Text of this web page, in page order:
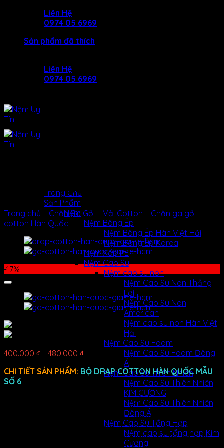
Liên Hệ
0974 05 6969
Sản phẩm đã thích
Liên Hệ
0974 05 6969
Trang Chủ
Sản Phẩm
Nệm
Nệm Bông Ép
Nệm Bông Ép Hàn Việt Hải
Nệm Bông Ép Korea
Nệm Xốp PE
Nệm Cao Su
Nệm cao su non
Nệm Cao Su Non Thắng
Lợi
Nệm Cao Su Non
American
Nệm cao su non Hàn Việt
Hải
Nệm Cao Su Foam
Nệm Cao Su Foam Đông
Á
Nệm Cao Su Thiên Nhiên
Nệm Cao Su Thiên Nhiên
KIM CƯƠNG
Nệm Cao Su Thiên Nhiên
Đông Á
Nệm Cao Su Tổng Hợp
Nệm cao su tổng hợp Kim
Cương
QUỐC MẪU SỐ 6
Trang chủ Chăn Ga Gối Vải Cotton
Chăn ga gối
cotton Hàn Quốc
-17%
400.000 ₫ 480.000 ₫
CHI TIẾT SẢN PHẨM: BỘ DRAP COTTON HÀN QUỐC MẪU
SỐ 6
– Gồm 1 drap, 2 vỏ gối nằm và 1 vỏ gối ôm
– Bộ drap cotton Hàn Quốc gồm 4 món: 1 drap 1m8 x 2m x
20 cm hoặc 1 drap 1m6 x 2m x 20 cm, 2 vỏ gối nằm 50cm x
70cm, 1 vỏ gối ôm 35cm x 100 cm( Dành cho gối hơi), áo